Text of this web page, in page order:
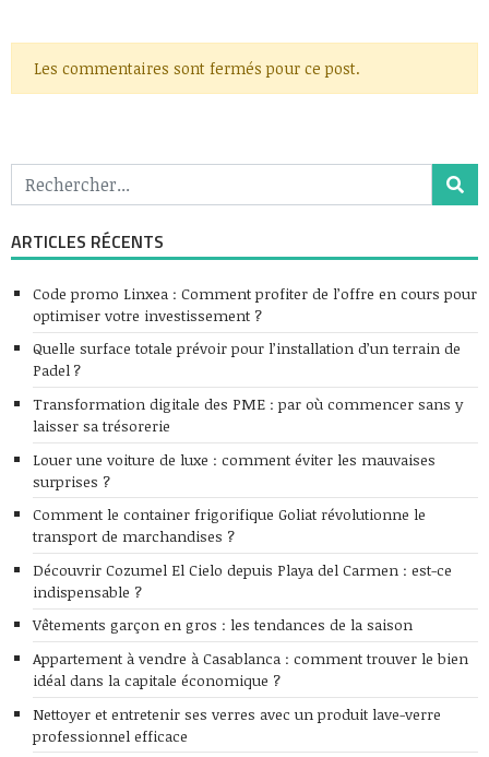
Les commentaires sont fermés pour ce post.
ARTICLES RÉCENTS
Code promo Linxea : Comment profiter de l’offre en cours pour
optimiser votre investissement ?
Quelle surface totale prévoir pour l’installation d’un terrain de
Padel ?
Transformation digitale des PME : par où commencer sans y
laisser sa trésorerie
Louer une voiture de luxe : comment éviter les mauvaises
surprises ?
Comment le container frigorifique Goliat révolutionne le
transport de marchandises ?
Découvrir Cozumel El Cielo depuis Playa del Carmen : est-ce
indispensable ?
Vêtements garçon en gros : les tendances de la saison
Appartement à vendre à Casablanca : comment trouver le bien
idéal dans la capitale économique ?
Nettoyer et entretenir ses verres avec un produit lave-verre
professionnel efficace